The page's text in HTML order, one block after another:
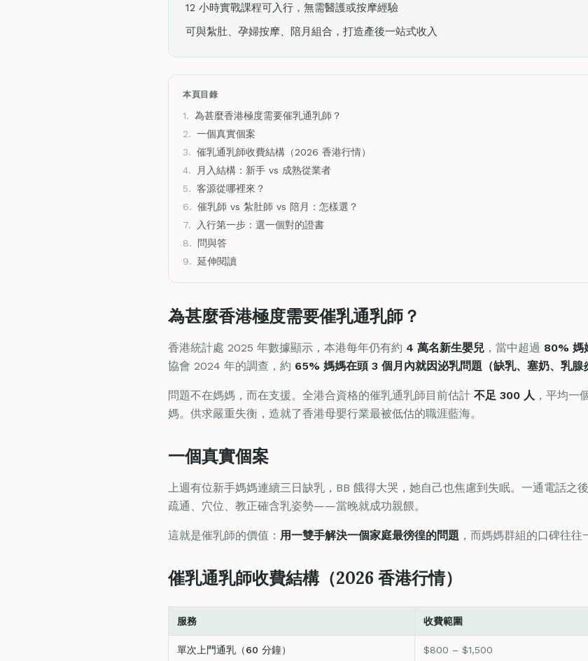
12 小時實戰課程可入行，無需醫護或按摩經驗
可與紮肚、孕婦按摩、陪月組合，打造產後一站式收入
本頁目錄
1. 為甚麼香港極度需要催乳通乳師？
2. 一個真實個案
3. 催乳通乳師收費結構（2026 香港行情）
4.
月入結構：新手 vs 成熟從業者
5. 客源從哪裡來？
6. 催乳師 vs 紮肚師 vs 陪月：怎樣選？
7.
入行第一步：選一個對的證書
8.
問與答
9. 延伸閱讀
為甚麼香港極度需要催乳通乳師？
香港統計處 2025 年數據顯示，本港每年仍有約 4 萬名新生嬰兒 ，當中超過 80% 媽
協會 2024 年的調查，約 65% 媽媽在頭 3 個月內就因泌乳問題（缺乳、塞奶、乳腺
問題不在媽媽，而在支援。全港合資格的催乳通乳師目前估計 不足 300 人 ，平均一
媽。供求嚴重失衡，造就了香港母嬰行業最被低估的職涯藍海。
一個真實個案
上週有位新手媽媽連續三日缺乳，BB 餓得大哭，她自己也焦慮到失眠。一通電話
疏通、穴位、教正確含乳姿勢——當晚就成功親餵。
這就是催乳師的價值： 用一雙手解決一個家庭最徬徨的問題 ，而媽媽群組的口碑往往
催乳通乳師收費結構（2026 香港行情）
服務 收費範圍
單次上門通乳（60 分鐘） $800 – $1,500